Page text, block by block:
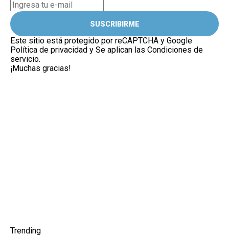
SUSCRIBIRME
Este sitio está protegido por reCAPTCHA y Google
Política de privacidad y Se aplican las Condiciones de
servicio.
¡Muchas gracias!
Trending